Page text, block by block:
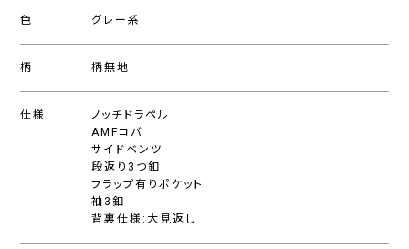
色 グレー系
柄 柄無地
仕様
ノッチドラペル
AMFコバ
サイドベンツ
段返り3つ釦
フラップ有りポケット
袖3釦
背裏仕様:大見返し